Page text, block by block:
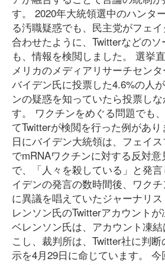
す。 2020年大統領選中のハンタ
る汚職疑惑でも、民主党がフェ
合わせたように、Twitterなどの
も、情報を検閲しました。 選挙
メリカのメディアリサーチセンタ
バイデン氏に投票した4.6%の人
ンの疑惑を知っていたら投票し
す。 ワクチンをめぐる問題でも
てTwitterが検閲を行った例があ
日にバイデン大統領は、フェイ
でmRNAワクチンに対する反対
で、「人々を殺している」と発
イデンの発言の数時間後、ワク
に異議を唱えていたジャーナリ
レンソン氏のTwitterアカウントが
ベレンソン氏は、アカウント凍
こし、裁判所は、Twitter社に判
示を4月29日に命じています。 今